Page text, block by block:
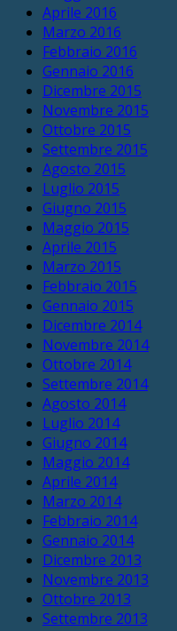
Aprile 2016
Marzo 2016
Febbraio 2016
Gennaio 2016
Dicembre 2015
Novembre 2015
Ottobre 2015
Settembre 2015
Agosto 2015
Luglio 2015
Giugno 2015
Maggio 2015
Aprile 2015
Marzo 2015
Febbraio 2015
Gennaio 2015
Dicembre 2014
Novembre 2014
Ottobre 2014
Settembre 2014
Agosto 2014
Luglio 2014
Giugno 2014
Maggio 2014
Aprile 2014
Marzo 2014
Febbraio 2014
Gennaio 2014
Dicembre 2013
Novembre 2013
Ottobre 2013
Settembre 2013